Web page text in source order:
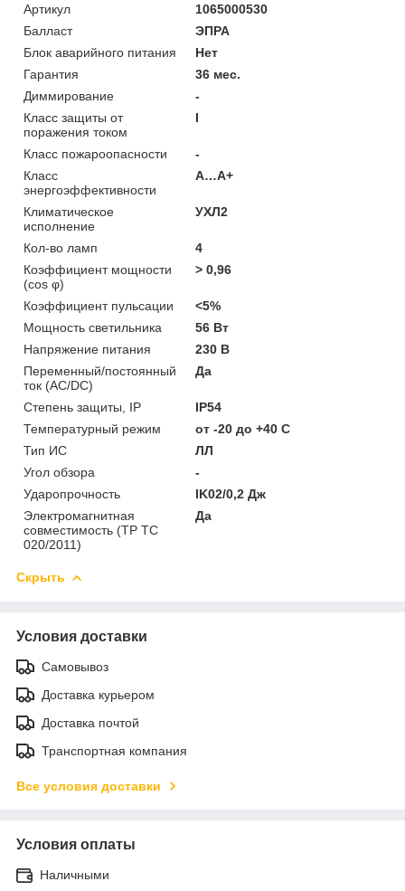
Артикул
1065000530
Балласт
ЭПРА
Блок аварийного питания
Нет
Гарантия
36 мес.
Диммирование
-
Класс защиты от
поражения током
I
Класс пожароопасности
-
Класс
энергоэффективности
A…A+
Климатическое
исполнение
УХЛ2
Кол-во ламп
4
Коэффициент мощности
(cos φ)
> 0,96
Коэффициент пульсации
<5%
Мощность светильника
56 Вт
Напряжение питания
230 В
Переменный/постоянный
ток (AC/DC)
Да
Степень защиты, IP
IP54
Температурный режим
от -20 до +40 C
Тип ИС
ЛЛ
Угол обзора
-
Ударопрочность
IK02/0,2 Дж
Электромагнитная
совместимость (ТР ТС
020/2011)
Да
Скрыть
Условия доставки
Самовывоз
Доставка курьером
Доставка почтой
Транспортная компания
Все условия доставки
Условия оплаты
Наличными